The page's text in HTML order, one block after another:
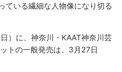
ている繊細な人物像になり切る
）に、神奈川・KAAT神奈川芸
トの一般発売は、3月27日